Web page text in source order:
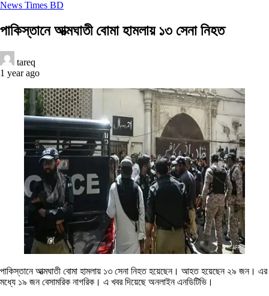
News Times BD
পাকিস্তানে আত্মঘাতী বোমা হামলায় ১৩ সেনা নিহত
tareq
1 year ago
পাকিস্তানে আত্মঘাতী বোমা হামলায় ১৩ সেনা নিহত হয়েছেন। আহত হয়েছেন ২৯ জন। এর
মধ্যে ১৯ জন বেসামরিক নাগরিক। এ খবর দিয়েছে অনলাইন এনডিটিভি।